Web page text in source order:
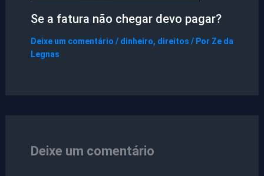
Se a fatura não chegar devo pagar?
Deixe um comentário / dinheiro, direitos / Por Ze da
Legnas
Deixe um comentário